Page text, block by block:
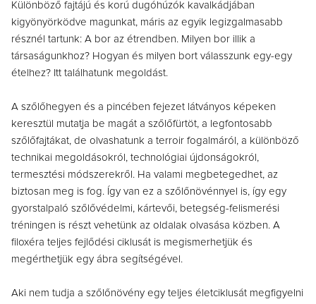
Különböző fajtájú és korú dugóhúzók kavalkádjában
kigyönyörködve magunkat, máris az egyik legizgalmasabb
résznél tartunk: A bor az étrendben. Milyen bor illik a
társaságunkhoz? Hogyan és milyen bort válasszunk egy-egy
ételhez? Itt találhatunk megoldást.
A szőlőhegyen és a pincében fejezet látványos képeken
keresztül mutatja be magát a szőlőfürtöt, a legfontosabb
szőlőfajtákat, de olvashatunk a terroir fogalmáról, a különböző
technikai megoldásokról, technológiai újdonságokról,
termesztési módszerekről. Ha valami megbetegedhet, az
biztosan meg is fog. Így van ez a szőlőnövénnyel is, így egy
gyorstalpaló szőlővédelmi, kártevői, betegség-felismerési
tréningen is részt vehetünk az oldalak olvasása közben. A
filoxéra teljes fejlődési ciklusát is megismerhetjük és
megérthetjük egy ábra segítségével.
Aki nem tudja a szőlőnövény egy teljes életciklusát megfigyelni